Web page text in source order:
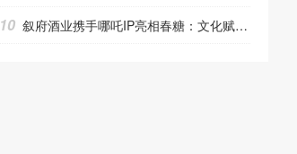
10 叙府酒业携手哪吒IP亮相春糖：文化赋能品牌升级新路径